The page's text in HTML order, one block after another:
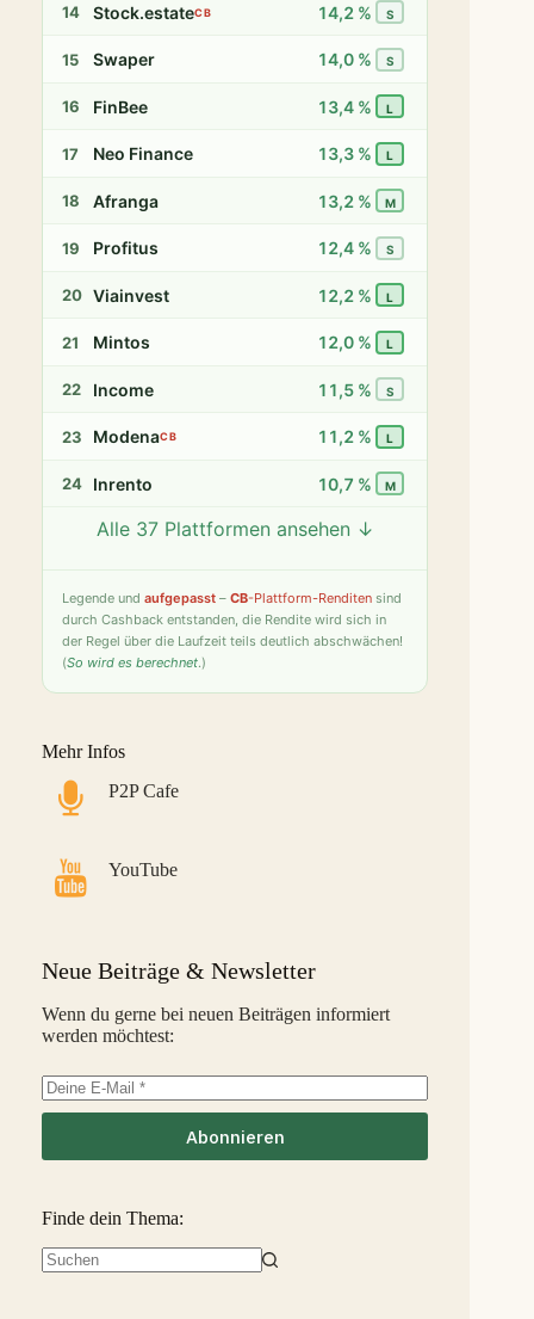
14 Stock.estateCB 14,2 % S
15 Swaper 14,0 % S
16 FinBee 13,4 % L
17 Neo Finance 13,3 % L
18 Afranga 13,2 % M
19 Profitus 12,4 % S
20 Viainvest 12,2 % L
21 Mintos 12,0 % L
22 Income 11,5 % S
23 ModenaCB 11,2 % L
24 Inrento 10,7 % M
Twino 9,8 %
27 PeerBerry 9,2 %
28
31
32 Savy
InSoil 2,6 % S
37 Linked Finance -6,3 % S
Alle 37 Plattformen ansehen ↓
Legende und aufgepasst – CB-Plattform-Renditen sind
durch Cashback entstanden, die Rendite wird sich in
der Regel über die Laufzeit teils deutlich abschwächen!
(So wird es berechnet.)
Mehr Infos
P2P Cafe
YouTube
Neue Beiträge & Newsletter
Wenn du gerne bei neuen Beiträgen informiert
werden möchtest:
Abonnieren
Finde dein Thema: